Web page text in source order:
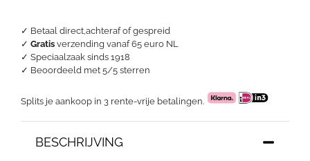
✓ Betaal direct,achteraf of gespreid
✓ Gratis verzending vanaf 65 euro NL
✓ Speciaalzaak sinds 1918
✓ Beoordeeld met 5/5 sterren
Splits je aankoop in 3 rente-vrije betalingen.
BESCHRIJVING